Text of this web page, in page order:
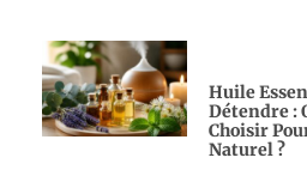
Huile
Détendre :
Choisir
Naturel ?